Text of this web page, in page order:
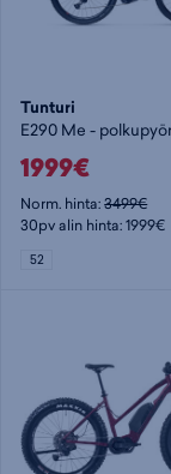
Tunturi
E290 Me -
1999€
Norm. hinta:3499€
30pv alin hinta: 1999€
52